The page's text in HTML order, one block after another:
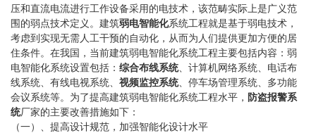
压和直流电流进行工作设备采用的电技术，该范畴实际上是广义范
围的弱点技术定义。建筑弱电智能化系统工程就是基于弱电技术，
考虑到实现无需人工干预的自动化，从而为人们提供更加方便的居
住条件。在我国，当前建筑弱电智能化系统工程主要包括内容：弱
电智能化系统设置包括： 综合布线系统、计算机网络系统、电话布
线系统、有线电视系统、 视频监控系统、停车场管理系统、多功能
会议系统等。为了提高建筑弱电智能化系统工程水平， 防盗报警系
统厂家的主要改善措施如下：
（一）、提高设计规范，加强智能化设计水平